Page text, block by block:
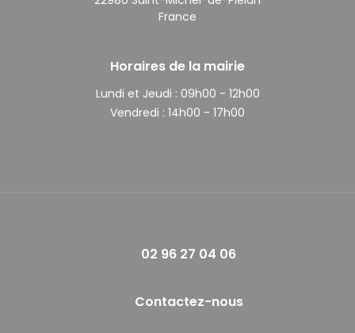
France
Horaires de la mairie
Lundi et Jeudi : 09h00 - 12h00
Vendredi : 14h00 - 17h00
02 96 27 04 06
Contactez-nous